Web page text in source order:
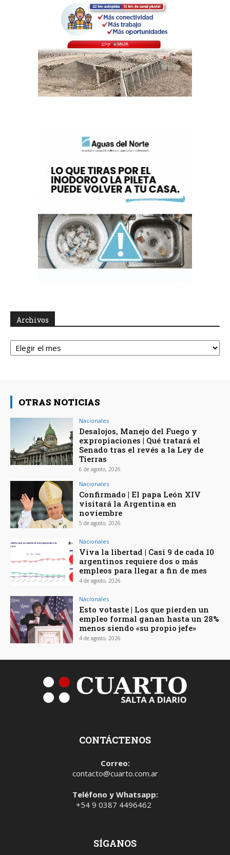
Archivos
Archivos
OTRAS NOTICIAS
Nacionales
Desalojos, Manejo del Fuego y
expropiaciones | Qué tratará el
Senado tras el revés a la Ley de
Tierras
6 de agosto, 2026
Nacionales
Confirmado | El papa León XIV
visitará la Argentina en
noviembre
5 de agosto, 2026
Nacionales
Viva la libertad | Casi 9 de cada 10
argentinos requiere dos o más
empleos para llegar a fin de mes
4 de agosto, 2026
Nacionales
Esto votaste | Los que pierden un
empleo formal ganan hasta un 28%
menos siendo «su propio jefe»
4 de agosto, 2026
CONTÁCTENOS
Correo:
contacto@cuarto.com.ar
Teléfono y Whatsapp:
+54 9 0387 4496462
SÍGANOS